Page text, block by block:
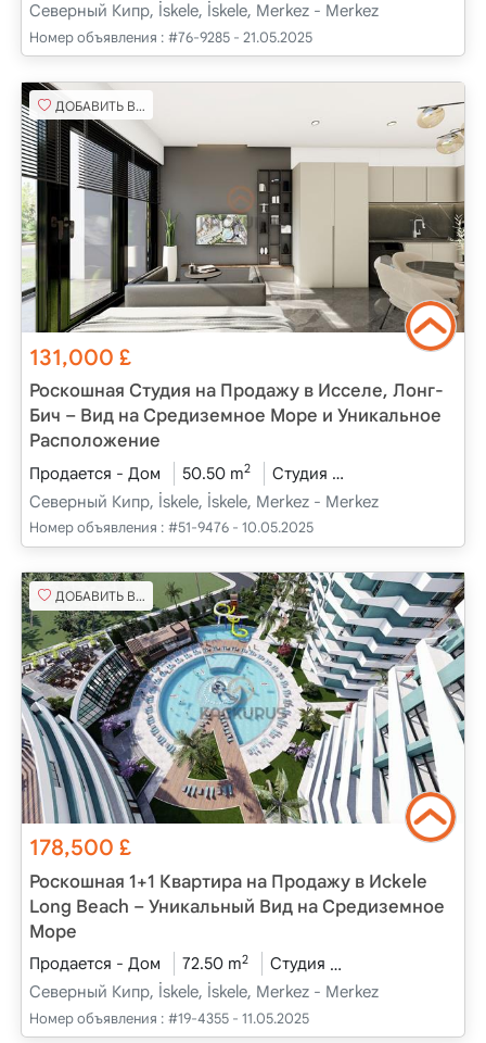
Северный Кипр, İskele, İskele, Merkez - Merkez
Номер объявления : #76-9285 - 21.05.2025
ДОБАВИТЬ В ИЗБРАННОЕ
131,000£
Роскошная Студия на Продажу в Исселе, Лонг-
Бич – Вид на Средиземное Море и Уникальное
Расположение
Продается - Дом 50.50 m2 Студия
Северный Кипр, İskele, İskele, Merkez - Merkez
Номер объявления : #51-9476 - 10.05.2025
ДОБАВИТЬ В ИЗБРАННОЕ
178,500£
Роскошная 1+1 Квартира на Продажу в Исkele
Long Beach – Уникальный Вид на Средиземное
Море
Продается - Дом 72.50 m2 Студия
Северный Кипр, İskele, İskele, Merkez - Merkez
Номер объявления : #19-4355 - 11.05.2025